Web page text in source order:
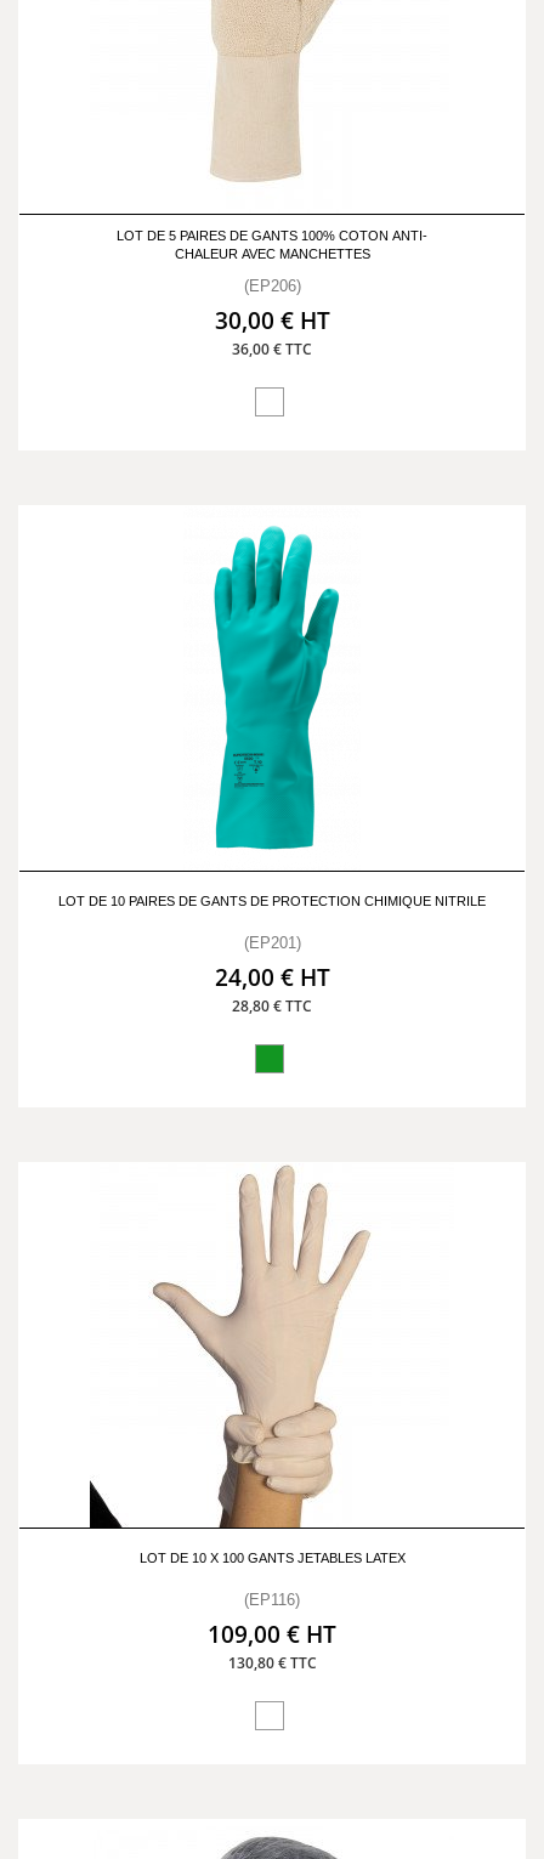
LOT DE 5 PAIRES DE GANTS 100% COTON ANTI-
CHALEUR AVEC MANCHETTES
(EP206)
30,00 € HT
36,00 € TTC
LOT DE 10 PAIRES DE GANTS DE PROTECTION CHIMIQUE NITRILE
(EP201)
24,00 € HT
28,80 € TTC
LOT DE 10 X 100 GANTS JETABLES LATEX
(EP116)
109,00 € HT
130,80 € TTC